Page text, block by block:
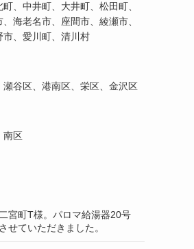
、中井町、大井町、松田町、
海老名市、座間市、綾瀬市、
市、愛川町、清川村
瀬谷区、港南区、栄区、金沢区
南区
宮町T様。パロマ給湯器20号
せていただきました。